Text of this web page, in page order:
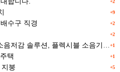
+2
+9
+2
수구 직경
+2
+1
솔루션, 플렉시블 소음기 신규옵션!
+1
택
+5
붕